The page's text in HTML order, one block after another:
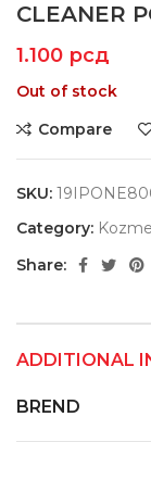
CLEANER
1.100 рсд
Out of stock
Compare
SKU:
Category:
Share:
ADDITIONAL
BREND